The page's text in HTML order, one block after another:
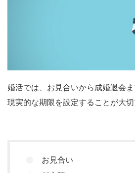
婚活では、お見合いから成婚退会ま
現実的な期限を設定することが大切
お見合い